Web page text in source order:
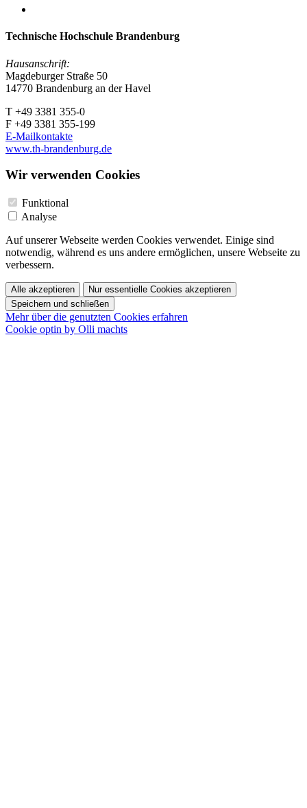
Technische Hochschule Brandenburg
Hausanschrift:
Magdeburger Straße 50
14770 Brandenburg an der Havel
T +49 3381 355-0
F +49 3381 355-199
E-Mailkontakte
www.th-brandenburg.de
Wir verwenden Cookies
Funktional
Analyse
Auf unserer Webseite werden Cookies verwendet. Einige sind
notwendig, während es uns andere ermöglichen, unsere Webseite zu
verbessern.
Alle akzeptieren
Nur essentielle Cookies akzeptieren
Speichern und schließen
Mehr über die genutzten Cookies erfahren
Cookie optin by Olli machts